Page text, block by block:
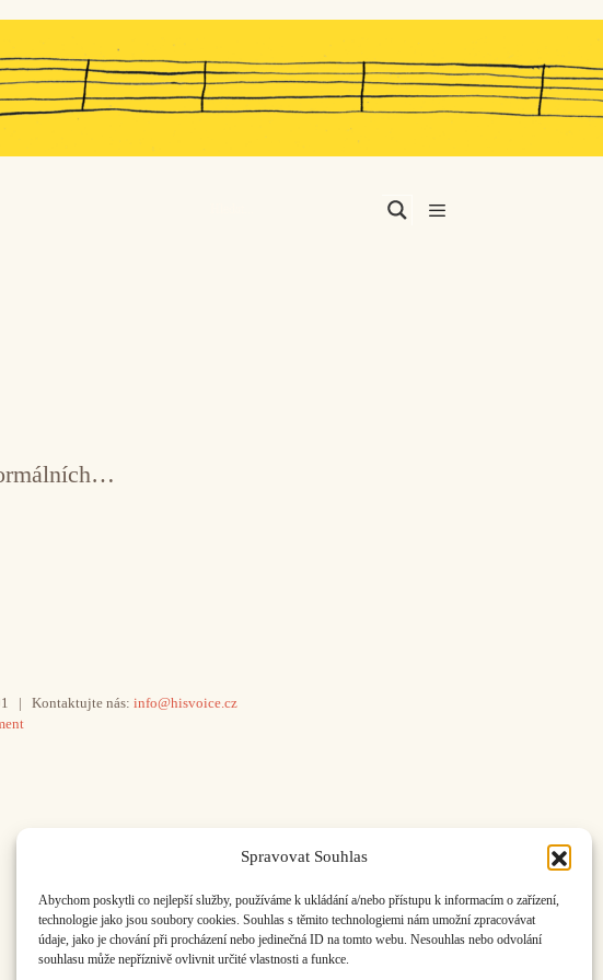
Spravovat Souhlas
Abychom poskytli co nejlepší služby, používáme k ukládání a/nebo přístupu k informacím o zařízení,
technologie jako jsou soubory cookies. Souhlas s těmito technologiemi nám umožní zpracovávat
údaje, jako je chování při procházení nebo jedinečná ID na tomto webu. Nesouhlas nebo odvolání
souhlasu může nepříznivě ovlivnit určité vlastnosti a funkce.
| Kontaktujte nás: info@hisvoice.cz